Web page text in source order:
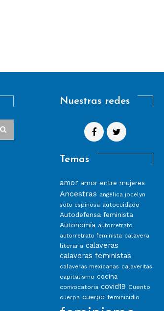
Nuestras redes
Temas
amor amor entre mujeres
Ancestras angélica jocelyn
soto espinosa autocuidado
Autodefensa feminista
Autonomía autorretrato
autorretrato feminista calavera
literaria calaveras
calaveras feministas
calaveras mexicanas calaveritas
capitalismo cocina
convocatoria covid19 Cuento
cuerpa cuerpo feminicidio